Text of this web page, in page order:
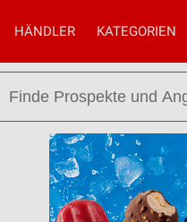
HÄNDLER KATEGORIEN